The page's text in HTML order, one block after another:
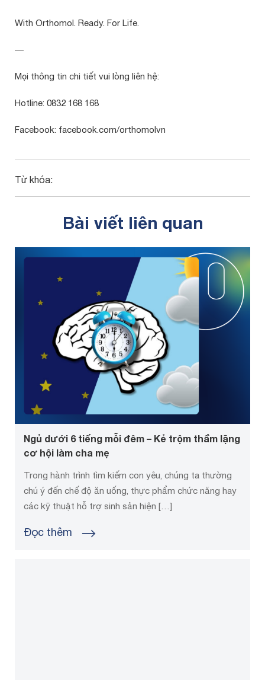
With Orthomol. Ready. For Life.
—
Mọi thông tin chi tiết vui lòng liên hệ:
Hotline: 0832 168 168
Facebook: facebook.com/orthomolvn
Từ khóa:
Bài viết liên quan
Ngủ dưới 6 tiếng mỗi đêm – Kẻ trộm thầm lặng
cơ hội làm cha mẹ
Trong hành trình tìm kiếm con yêu, chúng ta thường
chú ý đến chế độ ăn uống, thực phẩm chức năng hay
các kỹ thuật hỗ trợ sinh sản hiện […]
Đọc thêm